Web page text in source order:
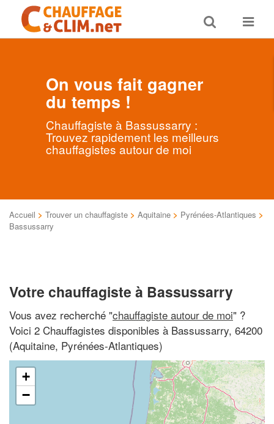
Toggle
search
Toggle
On vous fait gagner
du temps !
Chauffagiste à Bassussarry :
Trouvez rapidement les meilleurs
chauffagistes autour de moi
Accueil > Trouver un chauffagiste > Aquitaine > Pyrénées-Atlantiques >
Bassussarry
Votre chauffagiste à Bassussarry
Vous avez recherché "chauffagiste autour de moi" ?
Voici 2 Chauffagistes disponibles à Bassussarry, 64200
(Aquitaine, Pyrénées-Atlantiques)
+
−